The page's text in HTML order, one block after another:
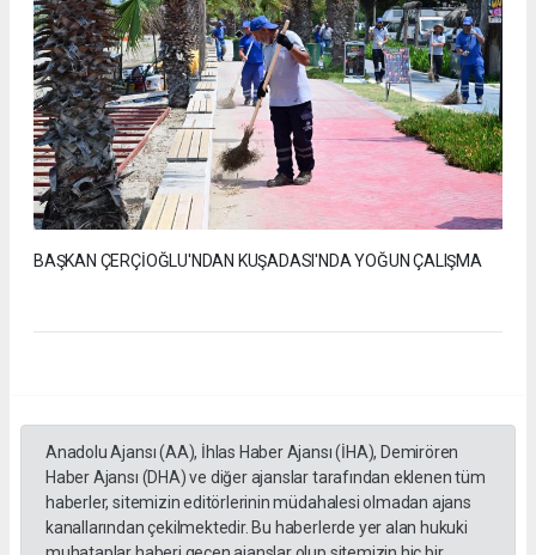
BAŞKAN ÇERÇİOĞLU'NDAN KUŞADASI'NDA YOĞUN ÇALIŞMA
Anadolu Ajansı (AA), İhlas Haber Ajansı (İHA), Demirören
Haber Ajansı (DHA) ve diğer ajanslar tarafından eklenen tüm
haberler, sitemizin editörlerinin müdahalesi olmadan ajans
kanallarından çekilmektedir. Bu haberlerde yer alan hukuki